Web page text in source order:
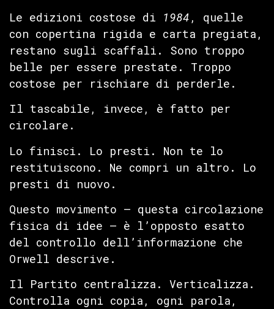
Le edizioni costose di 1984 , quelle
con copertina rigida e carta pregiata,
restano sugli scaffali. Sono troppo
belle per essere prestate. Troppo
costose per rischiare di perderle.
Il tascabile, invece, è fatto per
circolare.
Lo finisci. Lo presti. Non te lo
restituiscono. Ne compri un altro. Lo
presti di nuovo.
Questo movimento — questa circolazione
fisica di idee — è l’opposto esatto
del controllo dell’informazione che
Orwell descrive.
Il Partito centralizza. Verticalizza.
Controlla ogni copia, ogni parola,